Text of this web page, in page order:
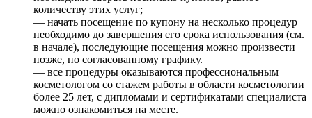
количеству этих услуг;
— начать посещение по купону на несколько процедур
необходимо до завершения его срока использования (см.
в начале), последующие посещения можно произвести
позже, по согласованному графику.
— все процедуры оказываются профессиональным
косметологом со стажем работы в области косметологии
более 25 лет, с дипломами и сертификатами специалиста
можно ознакомиться на месте.